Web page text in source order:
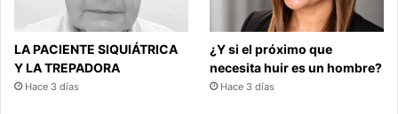
LA PACIENTE SIQUIÁTRICA
Y LA TREPADORA
Hace 3 días
¿Y si el próximo que
necesita huir es un hombre?
Hace 3 días